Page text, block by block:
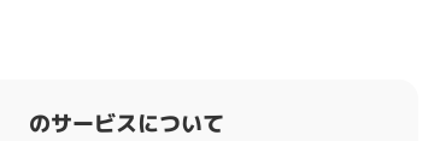
のサービスについて